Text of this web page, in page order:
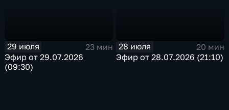
29 июля
23 мин
Эфир от 29.07.2026
(09:30)
28 июля
20 мин
Эфир от 28.07.2026 (21:10)